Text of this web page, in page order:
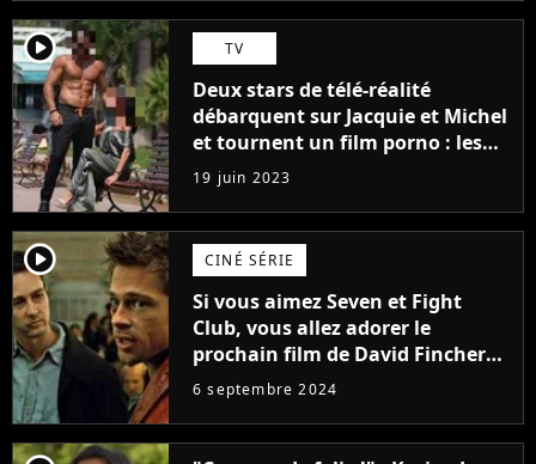
player2 TV
Deux stars de télé-réalité
débarquent sur Jacquie et Michel
et tournent un film porno : les
premières images du tournage
(exclu)
19 juin 2023
player2 CINÉ SÉRIE
Si vous aimez Seven et Fight
Club, vous allez adorer le
prochain film de David Fincher
avec lequel il se réinvente
complètement
6 septembre 2024